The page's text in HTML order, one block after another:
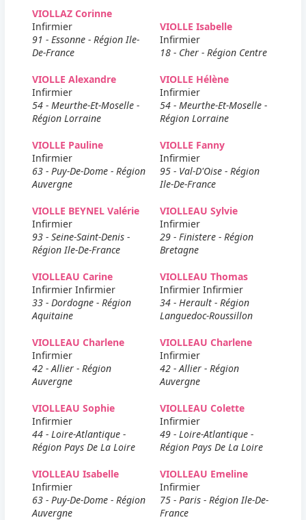
VIOLLAZ Corinne
Infirmier
91 - Essonne - Région Ile-
De-France
VIOLLE Isabelle
Infirmier
18 - Cher - Région Centre
VIOLLE Alexandre
Infirmier
54 - Meurthe-Et-Moselle -
Région Lorraine
VIOLLE Hélène
Infirmier
54 - Meurthe-Et-Moselle -
Région Lorraine
VIOLLE Pauline
Infirmier
63 - Puy-De-Dome - Région
Auvergne
VIOLLE Fanny
Infirmier
95 - Val-D'Oise - Région
Ile-De-France
VIOLLE BEYNEL Valérie
Infirmier
93 - Seine-Saint-Denis -
Région Ile-De-France
VIOLLEAU Sylvie
Infirmier
29 - Finistere - Région
Bretagne
VIOLLEAU Carine
Infirmier Infirmier
33 - Dordogne - Région
Aquitaine
VIOLLEAU Thomas
Infirmier Infirmier
34 - Herault - Région
Languedoc-Roussillon
VIOLLEAU Charlene
Infirmier
42 - Allier - Région
Auvergne
VIOLLEAU Charlene
Infirmier
42 - Allier - Région
Auvergne
VIOLLEAU Sophie
Infirmier
44 - Loire-Atlantique -
Région Pays De La Loire
VIOLLEAU Colette
Infirmier
49 - Loire-Atlantique -
Région Pays De La Loire
VIOLLEAU Isabelle
Infirmier
63 - Puy-De-Dome - Région
Auvergne
VIOLLEAU Emeline
Infirmier
75 - Paris - Région Ile-De-
France